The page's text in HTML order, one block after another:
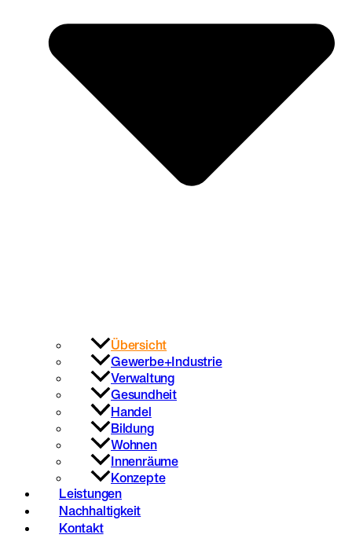
Übersicht
Gewerbe+Industrie
Verwaltung
Gesundheit
Handel
Bildung
Wohnen
Innenräume
Konzepte
Leistungen
Nachhaltigkeit
Kontakt